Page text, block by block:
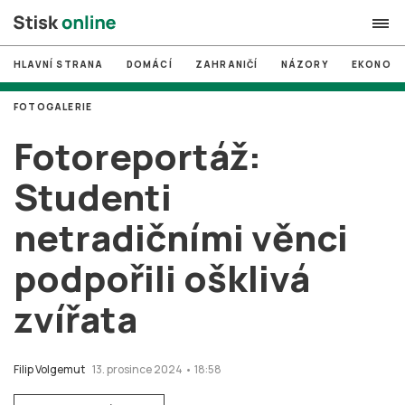
search
# MUNI
# Brno
# volby
login PŘIHLÁSIT SE
Zapomněli jste heslo?
Založit nový účet
HLAVNÍ STRANA DOMÁCÍ ZAHRANIČÍ NÁZORY
Fotoreportáž:
Studenti
netradičními věnci
podpořili ošklivá
zvířata
Filip Volgemut 13. prosince 2024 • 18:58
FOTOGALERIE